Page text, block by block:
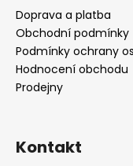
Doprava a platba
Obchodní podmínky
Podmínky ochrany
Hodnocení obchodu
Prodejny
Kontakt